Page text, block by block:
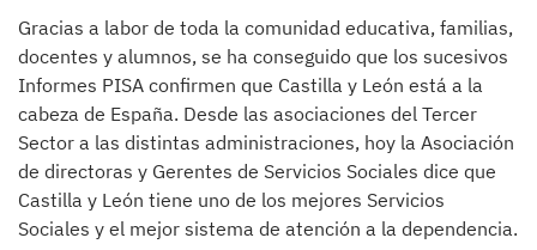
Gracias a labor de toda la comunidad educativa, familias,
docentes y alumnos, se ha conseguido que los sucesivos
Informes PISA confirmen que Castilla y León está a la
cabeza de España. Desde las asociaciones del Tercer
Sector a las distintas administraciones, hoy la Asociación
de directoras y Gerentes de Servicios Sociales dice que
Castilla y León tiene uno de los mejores Servicios
Sociales y el mejor sistema de atención a la dependencia.